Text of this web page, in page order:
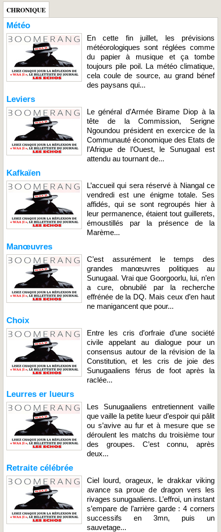
CHRONIQUE
Météo
En cette fin juillet, les prévisions
météorologiques sont réglées comme
du papier à musique et ça tombe
toujours pile poil. La météo climatique,
cela coule de source, au grand bénef
des paysans qui...
Leviers
Le général d’Armée Birame Diop à la
tête de la Commission, Serigne
Ngoundou président en exercice de la
Communauté économique des Etats de
l’Afrique de l’Ouest, le Sunugaal est
attendu au tournant de...
Kafkaïen
L’accueil qui sera réservé à Niangal ce
vendredi est une énigme totale. Ses
affidés, qui se sont regroupés hier à
leur permanence, étaient tout guillerets,
émoustillés par la présence de la
Marème...
Manœuvres
C’est assurément le temps des
grandes manœuvres politiques au
Sunugaal. Vrai que Goorgoorlu, lui, n’en
a cure, obnubilé par la recherche
effrénée de la DQ. Mais ceux d’en haut
ne manigancent que pour...
Choix
Entre les cris d’orfraie d’une société
civile appelant au dialogue pour un
consensus autour de la révision de la
Constitution, et les cris de joie des
Sunugaaliens férus de foot après la
raclée...
Leurres er lueurs
Les Sunugaaliens entretiennent vaille
que vaille la petite lueur d’espoir qui pâlit
ou s’avive au fur et à mesure que se
déroulent les matchs du troisième tour
des groupes. C’est connu, après
deux...
Retraite célébrée
Ciel lourd, orageux, le drakkar viking
avance sa proue de dragon vers les
rivages sunugaaliens. L’effroi, un instant
s’empare de l’arrière garde : 4 corners
successifs en 3mn, puis un
sauvetage...